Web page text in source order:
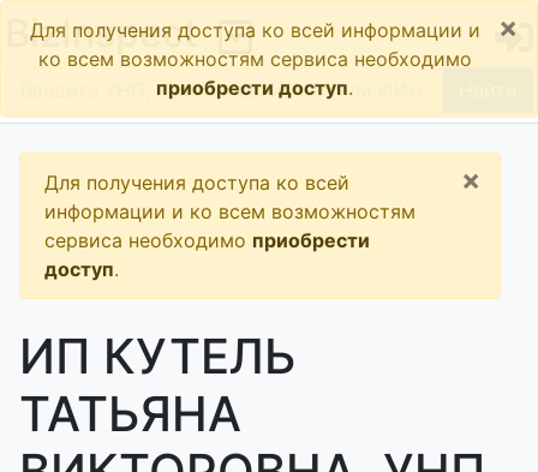
BizInspect
Для получения доступа ко всей информации и
ко всем возможностям сервиса необходимо
приобрести доступ.
×
Для получения доступа ко всей
информации и ко всем возможностям
сервиса необходимо приобрести
доступ.
×
ИП КУТЕЛЬ
ТАТЬЯНА